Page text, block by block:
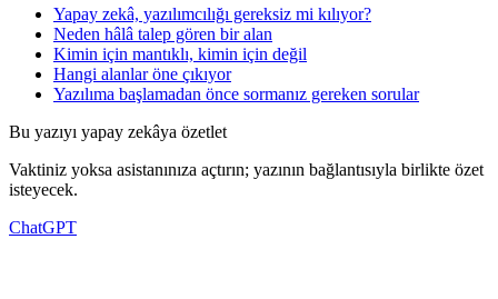
Yapay zekâ, yazılımcılığı gereksiz mi kılıyor?
Neden hâlâ talep gören bir alan
Kimin için mantıklı, kimin için değil
Hangi alanlar öne çıkıyor
Yazılıma başlamadan önce sormanız gereken sorular
Bu yazıyı yapay zekâya özetlet
Vaktiniz yoksa asistanınıza açtırın; yazının bağlantısıyla birlikte özet
isteyecek.
ChatGPT